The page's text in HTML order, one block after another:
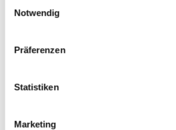
Notwendig
Präferenzen
Statistiken
Marketing
der noch heute in Kyōto verehrt
Harmonie der fünf Phasen – Holz,